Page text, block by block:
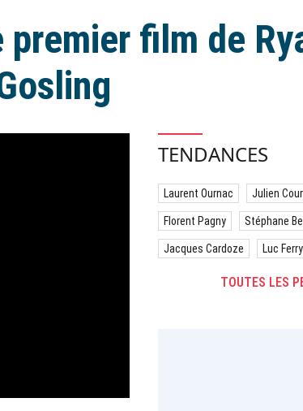
film de
TENDANCES
Laurent Ournac Julien
Florent Pagny Stéphane
Jacques Cardoze Luc Ferry
TOUTES LES